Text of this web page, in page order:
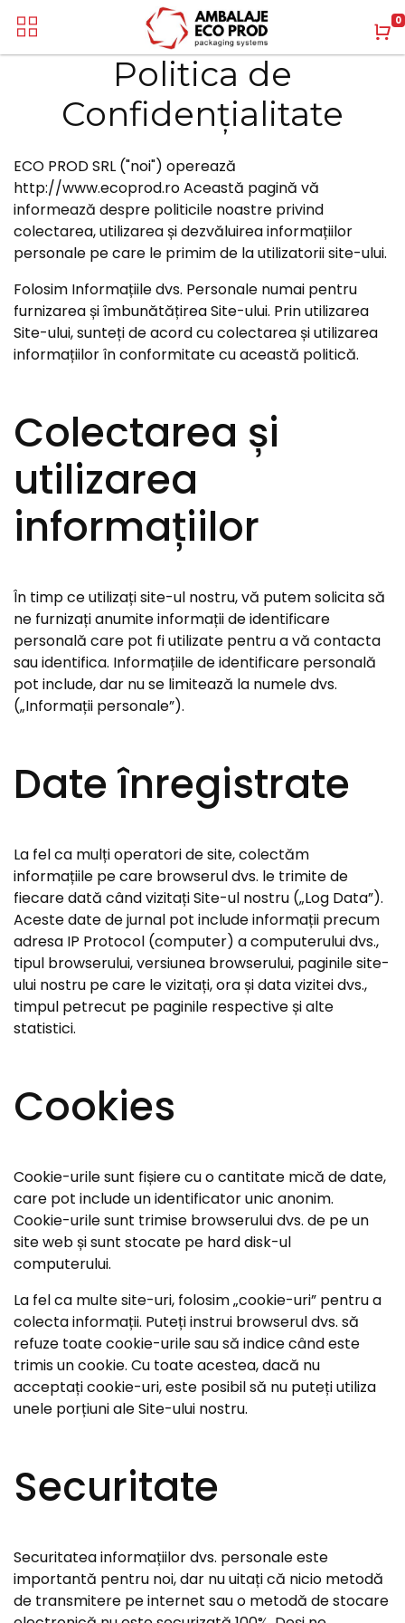
0
Politica de
Confidențialitate
ECO PROD SRL ("noi") operează
http://www.ecoprod.roAceastă pagină vă
informează despre politicile noastre privind
colectarea, utilizarea și dezvăluirea informațiilor
personale pe care le primim de la utilizatorii site-ului.
Folosim Informațiile dvs. Personale numai pentru
furnizarea și îmbunătățirea Site-ului. Prin utilizarea
Site-ului, sunteți de acord cu colectarea și utilizarea
informațiilor în conformitate cu această politică.
Colectarea și
utilizarea
informațiilor
În timp ce utilizați site-ul nostru, vă putem solicita să
ne furnizați anumite informații de identificare
personală care pot fi utilizate pentru a vă contacta
sau identifica. Informațiile de identificare personală
pot include, dar nu se limitează la numele dvs.
(„Informații personale”).
Date înregistrate
La fel ca mulți operatori de site, colectăm
informațiile pe care browserul dvs. le trimite de
fiecare dată când vizitați Site-ul nostru („Log Data”).
Aceste date de jurnal pot include informații precum
adresa IP Protocol (computer) a computerului dvs.,
tipul browserului, versiunea browserului, paginile site-
ului nostru pe care le vizitați, ora și data vizitei dvs.,
timpul petrecut pe paginile respective și alte
statistici.
Cookies
Cookie-urile sunt fișiere cu o cantitate mică de date,
care pot include un identificator unic anonim.
Cookie-urile sunt trimise browserului dvs. de pe un
site web și sunt stocate pe hard disk-ul
computerului.
La fel ca multe site-uri, folosim „cookie-uri” pentru a
colecta informații. Puteți instrui browserul dvs. să
refuze toate cookie-urile sau să indice când este
trimis un cookie. Cu toate acestea, dacă nu
acceptați cookie-uri, este posibil să nu puteți utiliza
unele porțiuni ale Site-ului nostru.
Securitate
Securitatea informațiilor dvs. personale este
importantă pentru noi, dar nu uitați că nicio metodă
de transmitere pe internet sau o metodă de stocare